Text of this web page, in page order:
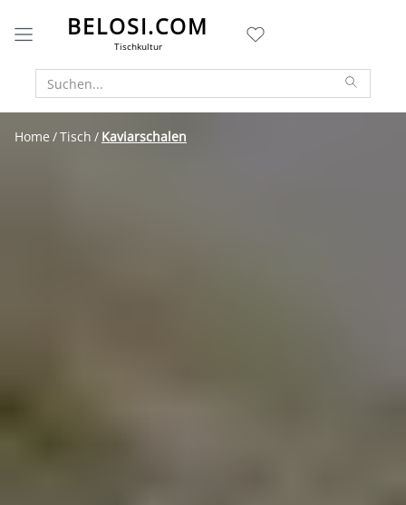
BELOSI.COM
Tischkultur
Home Tisch Kaviarschalen